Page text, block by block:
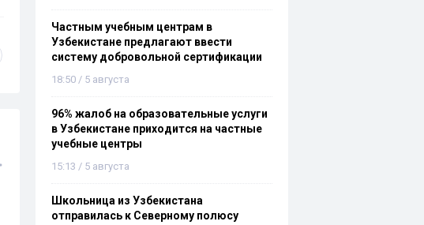
Частным учебным центрам в
Узбекистане предлагают ввести
систему добровольной сертификации
18:50 / 5 августа
96% жалоб на образовательные услуги
в Узбекистане приходится на частные
учебные центры
15:13 / 5 августа
Школьница из Узбекистана
отправилась к Северному полюсу